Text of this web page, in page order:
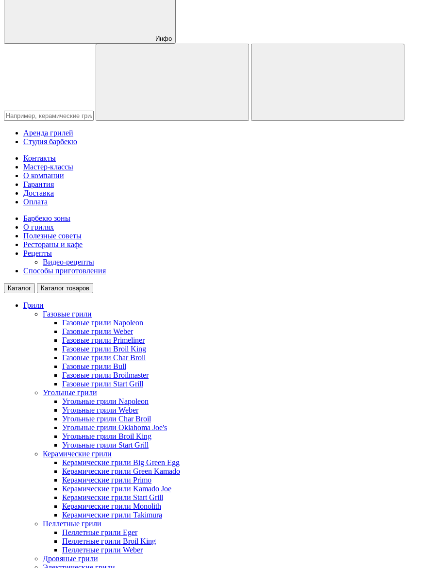
Инфо
Аренда грилей
Студия барбекю
Контакты
Мастер-классы
О компании
Гарантия
Доставка
Оплата
Барбекю зоны
О грилях
Полезные советы
Рестораны и кафе
Рецепты
Видео-рецепты
Способы приготовления
Каталог Каталог товаров
Грили
Газовые грили
Газовые грили Napoleon
Газовые грили Weber
Газовые грили Primeliner
Газовые грили Broil King
Газовые грили Char Broil
Газовые грили Bull
Газовые грили Broilmaster
Газовые грили Start Grill
Угольные грили
Угольные грили Napoleon
Угольные грили Weber
Угольные грили Char Broil
Угольные грили Oklahoma Joe's
Угольные грили Broil King
Угольные грили Start Grill
Керамические грили
Керамические грили Big Green Egg
Керамические грили Green Kamado
Керамические грили Primo
Керамические грили Kamado Joe
Керамические грили Start Grill
Керамические грили Monolith
Керамические грили Takimura
Пеллетные грили
Пеллетные грили Eger
Пеллетные грили Broil King
Пеллетные грили Weber
Дровяные грили